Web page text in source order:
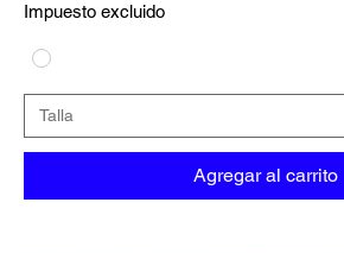
Impuesto excluido
Agregar al carrito